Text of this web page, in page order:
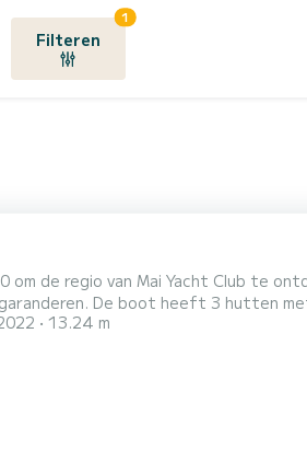
Filteren
1
om de regio van Mai Yacht Club te
en een capaciteit van
pk, zal het uw beste vriend zijn bij
13.24 m